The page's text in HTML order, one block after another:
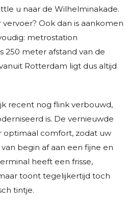
u naar de Wilhelminakade.
Ook dan is aankomen
metrostation
250 meter afstand van de
Rotterdam ligt dus altijd
recent nog flink verbouwd,
is. De vernieuwde
optimaal comfort, zodat uw
begin af aan een fijne en
heeft een frisse,
toont tegelijkertijd toch
tintje.